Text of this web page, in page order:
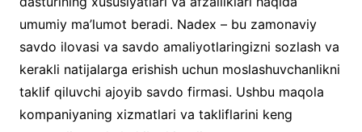
umumiy ma’lumot beradi. Nadex – bu zamonaviy
savdo ilovasi va savdo amaliyotlaringizni sozlash va
kerakli natijalarga erishish uchun moslashuvchanlikni
taklif qiluvchi ajoyib savdo firmasi. Ushbu maqola
kompaniyaning xizmatlari va takliflarini keng